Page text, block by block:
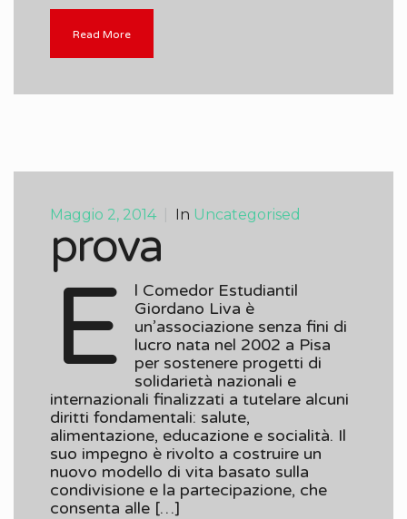
Read More
Maggio 2, 2014 In Uncategorised
prova
E
l Comedor Estudiantil
Giordano Liva è
un’associazione senza fini di
lucro nata nel 2002 a Pisa
per sostenere progetti di
solidarietà nazionali e
internazionali finalizzati a tutelare alcuni
diritti fondamentali: salute,
alimentazione, educazione e socialità. Il
suo impegno è rivolto a costruire un
nuovo modello di vita basato sulla
condivisione e la partecipazione, che
consenta alle […]